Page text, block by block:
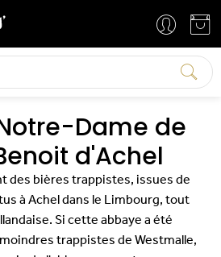
Dame de
d'Achel
des bières trappistes, issues de
à Achel dans le Limbourg, tout
Si cette abbaye a été
trappistes de Westmalle,